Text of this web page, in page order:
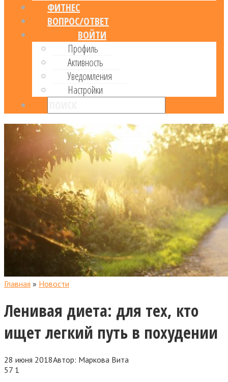
ФИТНЕС
ВОПРОС/ОТВЕТ
ВОЙТИ
Профиль
Активность
Уведомления
Настройки
Главная » Новости
Ленивая диета: для тех, кто
ищет легкий путь в похудении
28 июня 2018Автор: Маркова Вита
57 1